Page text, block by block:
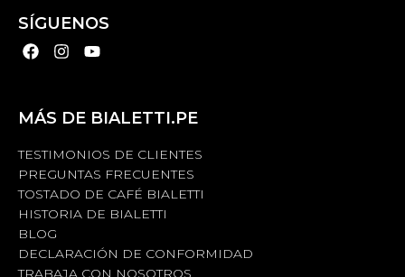
SÍGUENOS
MÁS DE BIALETTI.PE
TESTIMONIOS DE CLIENTES
PREGUNTAS FRECUENTES
TOSTADO DE CAFÉ BIALETTI
HISTORIA DE BIALETTI
BLOG
DECLARACIÓN DE CONFORMIDAD
TRABAJA CON NOSOTROS